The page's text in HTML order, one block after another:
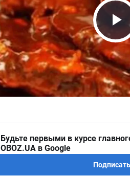
Будьте первыми в курсе
OBOZ.UA в Google